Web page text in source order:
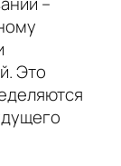
Это